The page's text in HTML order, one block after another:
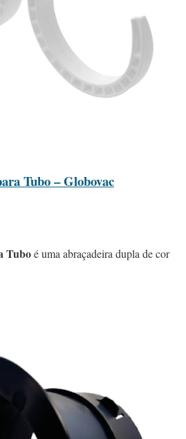
Tubo – Globovac
Tuboé uma abraçadeira dupla de cor